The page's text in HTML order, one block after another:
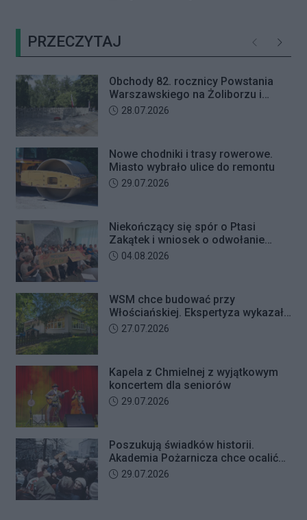
zaplanowano na koniec sierpnia
wnuczkę”. Policjanci zatrzymali 32-
letniego mężczyznę w chwili, gdy
przyszedł odebrać przygotowane
przez seniorkę 23 tysiące złotych.
Mężczyzna usłyszał zarzut
PRZECZYTAJ Poprzednie
Obchody 82. rocznicy Powstania
Warszawskiego na Żoliborzu i
Bielanach
Data dodania artykułu:
28.07.2026
Nowe chodniki i trasy rowerowe.
Miasto wybrało ulice do remontu
Data dodania artykułu:
29.07.2026
Niekończący się spór o Ptasi
Zakątek i wniosek o odwołanie
przewodniczącego Rady Dzielnicy
Data dodania artykułu:
04.08.2026
WSM chce budować przy
Włościańskiej. Ekspertyza wykazała
problemy z gruntem pod
Data dodania artykułu:
27.07.2026
Kapela z Chmielnej z wyjątkowym
koncertem dla seniorów
Data dodania artykułu:
29.07.2026
Poszukują świadków historii.
Akademia Pożarnicza chce ocalić
wspomnienia z pamiętnego strajku
Data dodania artykułu:
29.07.2026